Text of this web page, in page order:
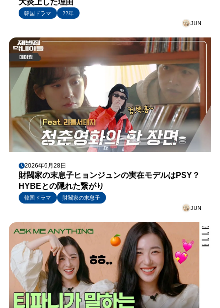
大炎上した理由
韓国ドラマ
22年
JUN
2026年6月28日
財閥家の末息子ヒョンジュンの実在モデルはPSY？
HYBEとの隠れた繋がり
韓国ドラマ
財閥家の末息子
JUN